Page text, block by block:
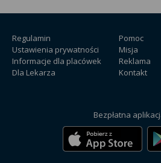
Regulamin
Ustawienia prywatności
Informacje dla placówek
Dla Lekarza
Pomoc
Misja
Reklama
Kontakt
Bezpłatna